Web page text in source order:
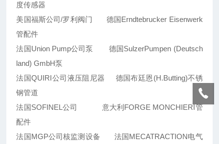
度传感器
美国福斯公司/罗利阀门 德国Erndtebrucker Eisenwerk
管配件
法国Union Pump公司泵 德国SulzerPumpen (Deutsch
land) GmbH泵
法国QUIRI公司液压阻尼器 德国布廷恩(H.Butting)不锈
钢管道
法国SOFINEL公司 意大利FORGE MONCHIERI管
配件
法国MGP公司核监测设备 法国MECATRACTION电气